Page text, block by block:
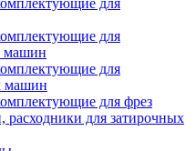
для
для
машин
для
машин
для фрез
расходники для затирочных